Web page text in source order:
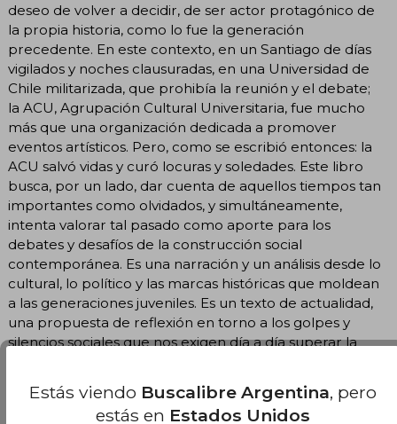
deseo de volver a decidir, de ser actor protagónico de
la propia historia, como lo fue la generación
precedente. En este contexto, en un Santiago de días
vigilados y noches clausuradas, en una Universidad de
Chile militarizada, que prohibía la reunión y el debate;
la ACU, Agrupación Cultural Universitaria, fue mucho
más que una organización dedicada a promover
eventos artísticos. Pero, como se escribió entonces: la
ACU salvó vidas y curó locuras y soledades. Este libro
busca, por un lado, dar cuenta de aquellos tiempos tan
importantes como olvidados, y simultáneamente,
intenta valorar tal pasado como aporte para los
debates y desafíos de la construcción social
contemporánea. Es una narración y un análisis desde lo
cultural, lo político y las marcas históricas que moldean
a las generaciones juveniles. Es un texto de actualidad,
una propuesta de reflexión en torno a los golpes y
silencios sociales que nos exigen día a día superar la
Estás viendo Buscalibre Argentina, pero
estás en Estados Unidos